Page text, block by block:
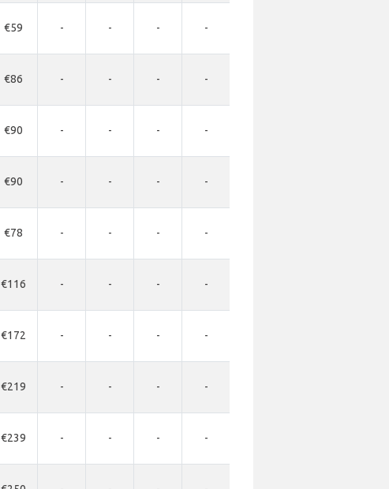
€59 - - - -
€86 - - - -
€90 - - - -
€90 - - - -
€78 - - - -
€116 - - - -
€172 - - - -
€219 - - - -
€239 - - - -